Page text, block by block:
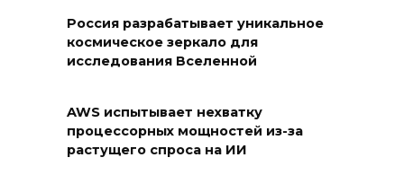
Россия разрабатывает уникальное
космическое зеркало для
исследования Вселенной
AWS испытывает нехватку
процессорных мощностей из-за
растущего спроса на ИИ